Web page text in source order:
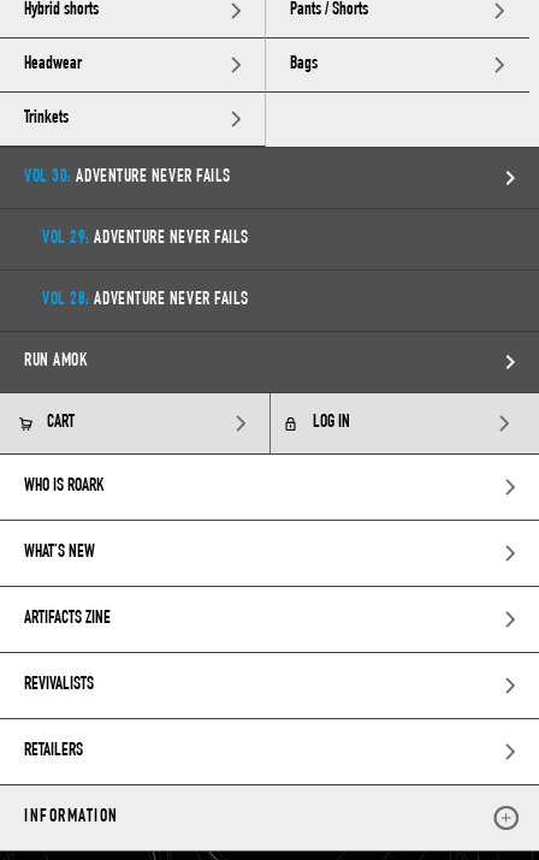
Hybrid shorts Pants / Shorts
Headwear Bags
Trinkets
VOL 30: ADVENTURE NEVER FAILS
VOL 29: ADVENTURE NEVER FAILS
VOL 28: ADVENTURE NEVER FAILS
RUN AMOK
CART LOG IN
WHO IS ROARK
WHAT’S NEW
ARTIFACTS ZINE
REVIVALISTS
RETAILERS
INFORMATION